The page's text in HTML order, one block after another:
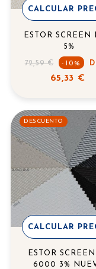
CALCULAR
ESTOR SCREEN
5%
Precio
72,59 € -10%
65,33 €
DESCUENTO
CALCULAR
ESTOR
6000 3%